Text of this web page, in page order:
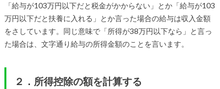
「給与が103万円以下だと税金がかからない」とか「給与が103
万円以下だと扶養に入れる」とか言った場合の給与は収入金額
をさしています。同じ意味で「所得が38万円以下なら」と言っ
た場合は、文字通り給与の所得金額のことを言います。
２．所得控除の額を計算する